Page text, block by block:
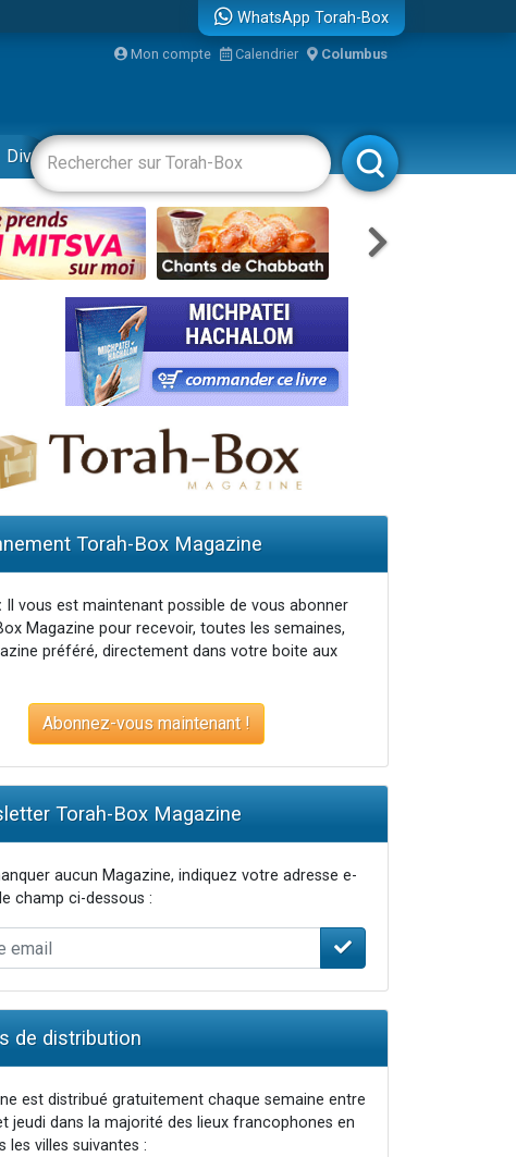
WhatsApp Torah-Box
Mon compte Calendrier Columbus
Divertissements Livres Rabbanim
Torah-Box Magazine
Il vous est maintenant possible de vous abonner
Magazine pour recevoir, toutes les semaines,
préféré, directement dans votre boite aux
Abonnez-vous maintenant !
Torah-Box Magazine
aucun Magazine, indiquez votre adresse e-
champ ci-dessous :
de distribution
est distribué gratuitement chaque semaine entre
jeudi dans la majorité des lieux francophones en
les villes suivantes :